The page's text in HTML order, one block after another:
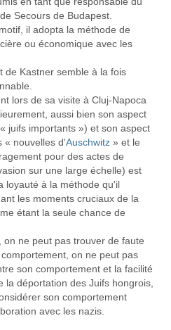
Secours de Budapest.
il adopta la méthode de
ou économique avec les
de Kastner semble à la fois
lors de sa visite à Cluj-Napoca
aussi bien son aspect
juifs importants ») et son aspect
« nouvelles d'Auschwitz » et le
pour des actes de
sur une large échelle) est
loyauté à la méthode qu'il
les moments cruciaux de la
étant la seule chance de
on ne peut pas trouver de faute
on ne peut pas
son comportement et la facilité
la déportation des Juifs hongrois,
son comportement
avec les nazis.